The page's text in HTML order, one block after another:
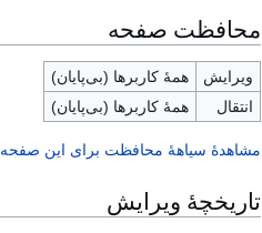
محافظت صفحه
ویرایش
همهٔ کاربرها (بی‌پایان)
انتقال
همهٔ کاربرها (بی‌پایان)
مشاهدۀ سیاهۀ محافظت برای این صفحه.
تاریخچۀ ویرایش